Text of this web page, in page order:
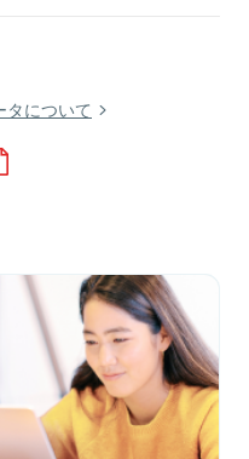
について